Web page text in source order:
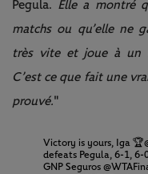
Pegula.
Elle a montré
matchs ou qu’elle ne
très vite et joue à un
C’est ce que fait une
prouvé."
Victory is yours, Iga 🏆
defeats Pegula, 6-1,
GNP Seguros